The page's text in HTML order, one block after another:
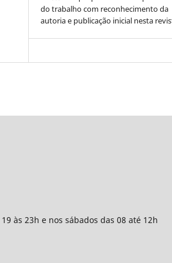
do trabalho com reconhecimento da
autoria e publicação inicial nesta
às 23h e nos sábados das 08 até 12h